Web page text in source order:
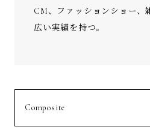
CM、ファッションショー、
広い実績を持つ。
Composite